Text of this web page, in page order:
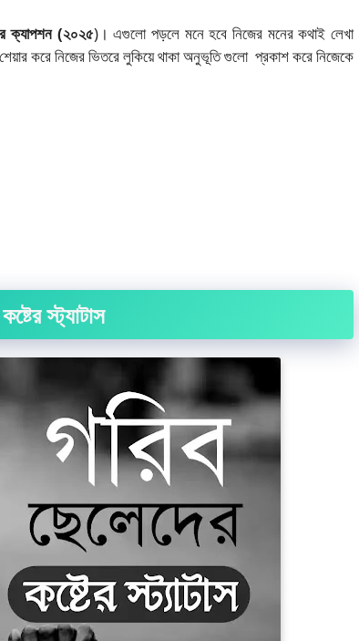
ক্যাপশন (২০২৫)। এগুলো পড়লে মনে হবে নিজের মনের কথাই লেখা
করে নিজের ভিতরে লুকিয়ে থাকা অনুভূতি গুলো প্রকাশ করে নিজেকে
স্ট্যাটাস